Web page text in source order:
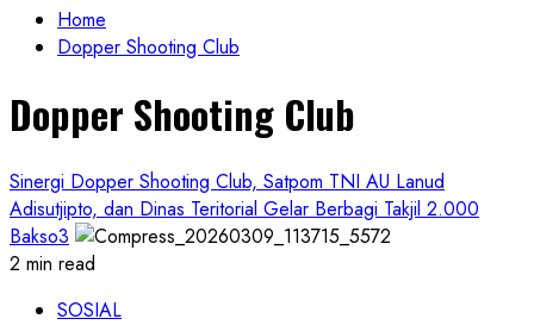
Home
Dopper Shooting Club
Dopper Shooting Club
Sinergi Dopper Shooting Club, Satpom TNI AU Lanud
Adisutjipto, dan Dinas Teritorial Gelar Berbagi Takjil 2.000
Bakso3
2 min read
SOSIAL